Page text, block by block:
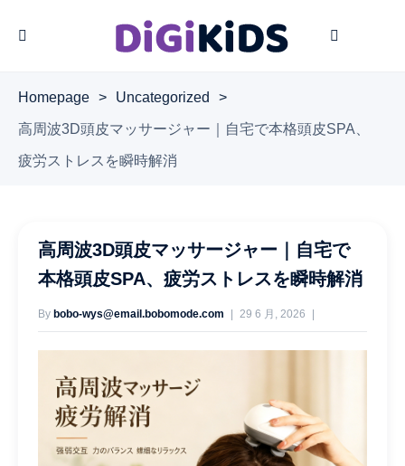
Homepage > Uncategorized >
高周波3D頭皮マッサージャー｜自宅で本格頭皮SPA、
疲労ストレスを瞬時解消
高周波3D頭皮マッサージャー｜自宅で
本格頭皮SPA、疲労ストレスを瞬時解消
By bobo-wys@email.bobomode.com
29 6 月, 2026
22 Views
No Comments Yet